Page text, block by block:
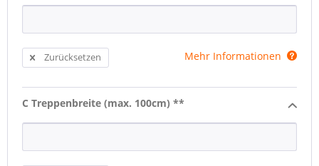
Zurücksetzen Mehr Informationen
C Treppenbreite (max. 100cm) **